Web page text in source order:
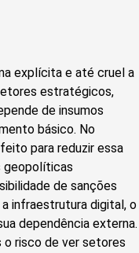
explícita e até cruel a
estratégicos,
de insumos
básico. No
para reduzir essa
geopolíticas
de sanções
infraestrutura digital, o
dependência externa.
o risco de ver setores